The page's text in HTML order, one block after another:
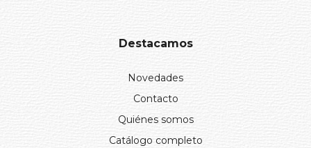
Destacamos
Novedades
Contacto
Quiénes somos
Catálogo completo